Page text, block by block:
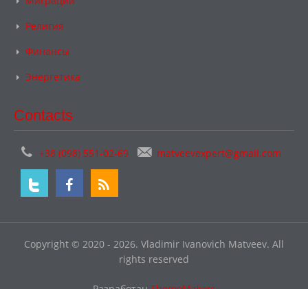
Религия
Финансы
Энергетика
Contacts
+38 (098) 551-02-69 matveevexpert@gmail.com
Copyright © 2020 - 2026. Vladimir Ivanovich Matveev. All
rights reserved